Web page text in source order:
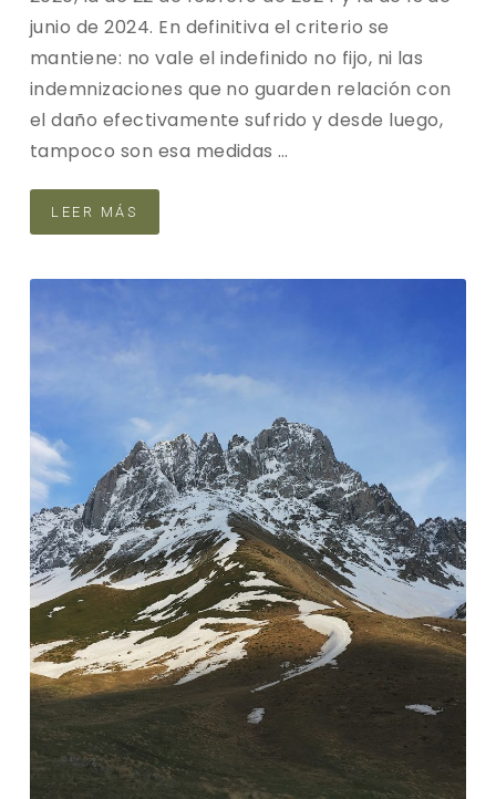
junio de 2024. En definitiva el criterio se
mantiene: no vale el indefinido no fijo, ni las
indemnizaciones que no guarden relación con
el daño efectivamente sufrido y desde luego,
tampoco son esa medidas …
LEER MÁS